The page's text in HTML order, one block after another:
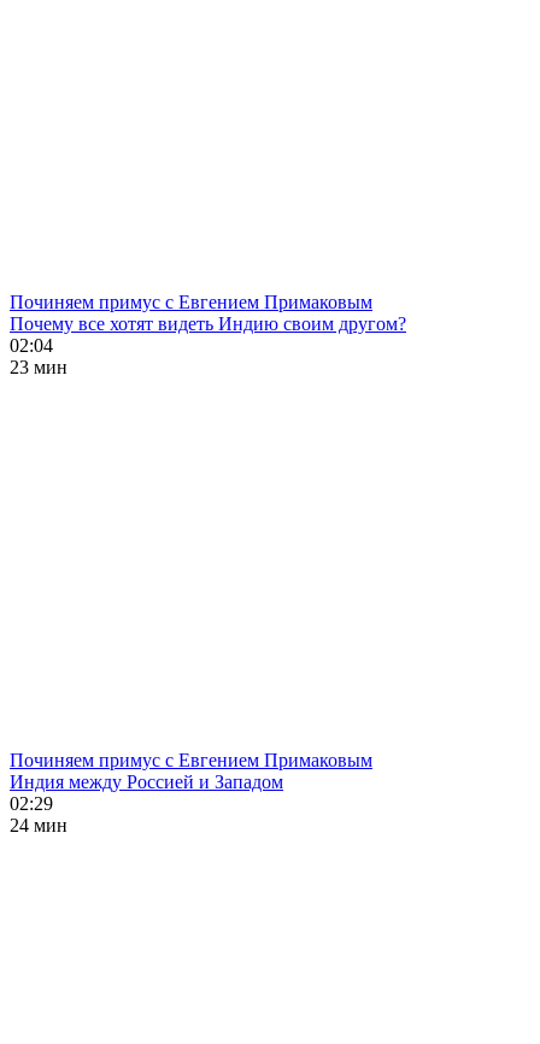
Починяем примус с Евгением Примаковым
Почему все хотят видеть Индию своим другом?
02:04
23 мин
Починяем примус с Евгением Примаковым
Индия между Россией и Западом
02:29
24 мин